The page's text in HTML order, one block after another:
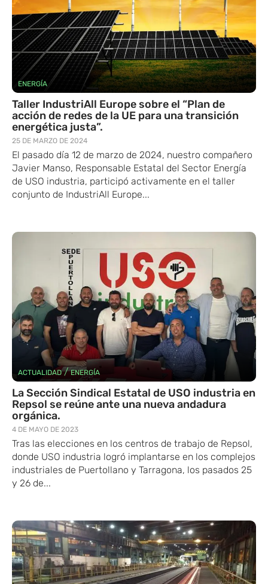
ENERGÍA
Taller IndustriAll Europe sobre el “Plan de
acción de redes de la UE para una transición
energética justa”.
25 DE MARZO DE 2024
El pasado día 12 de marzo de 2024, nuestro compañero
Javier Manso, Responsable Estatal del Sector Energía
de USO industria, participó activamente en el taller
conjunto de IndustriAll Europe...
ACTUALIDAD/ENERGÍA
La Sección Sindical Estatal de USO industria en
Repsol se reúne ante una nueva andadura
orgánica.
4 DE MAYO DE 2023
Tras las elecciones en los centros de trabajo de Repsol,
donde USO industria logró implantarse en los complejos
industriales de Puertollano y Tarragona, los pasados 25
y 26 de...